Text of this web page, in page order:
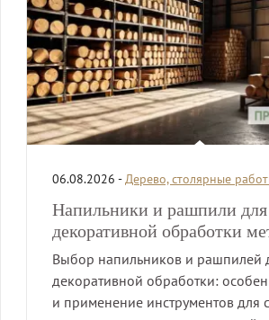
06.08.2026 -Дерево, столярные
Напильники и рашпили для
декоративной обработки
Выбор напильников и рашпилей
декоративной обработки:
и применение инструментов для